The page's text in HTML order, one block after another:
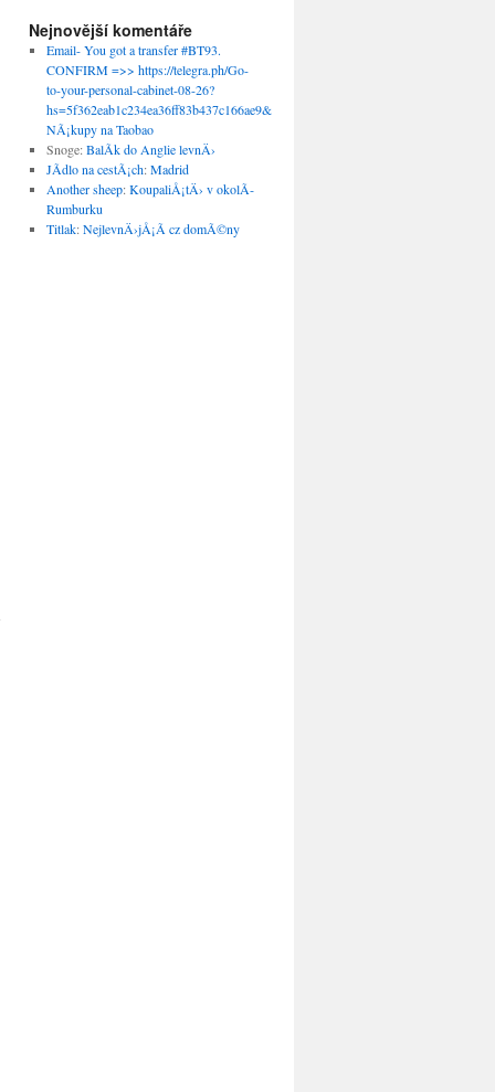
Nejnovější komentáře
Email- You got a transfer #BT93.
CONFIRM =>> https://telegra.ph/Go-
to-your-personal-cabinet-08-26?
hs=5f362eab1c234ea36ff83b437c166ae9&:
NÃ¡kupy na Taobao
Snoge:BalÃ­k do Anglie levnÄ›
JÃ­dlo na cestÃ¡ch:Madrid
Another sheep:KoupaliÅ¡tÄ› v okolÃ­
Rumburku
Titlak:NejlevnÄ›jÅ¡Ã­ cz domÃ©ny